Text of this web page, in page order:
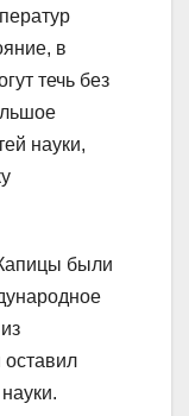
в
течь без
науки,
были